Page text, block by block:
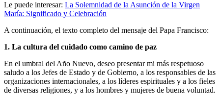
Le puede interesar: La Solemnidad de la Asunción de la Virgen
María: Significado y Celebración
A continuación, el texto completo del mensaje del Papa Francisco:
1. La cultura del cuidado como camino de paz
En el umbral del Año Nuevo, deseo presentar mi más respetuoso
saludo a los Jefes de Estado y de Gobierno, a los responsables de las
organizaciones internacionales, a los líderes espirituales y a los fieles
de diversas religiones, y a los hombres y mujeres de buena voluntad.